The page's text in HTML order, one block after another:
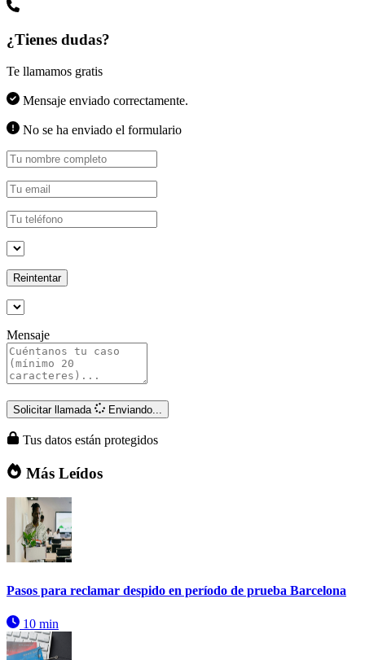
¿Tienes dudas?
Te llamamos gratis
Mensaje enviado correctamente.
No se ha enviado el formulario
Reintentar
Mensaje
Solicitar llamada Enviando...
Tus datos están protegidos
Más Leídos
Pasos para reclamar despido en período de prueba Barcelona
10 min